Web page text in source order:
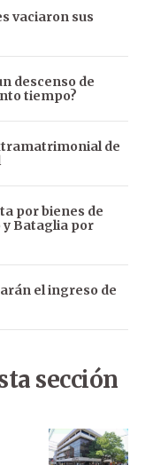
vaciaron sus
descenso de
tiempo?
de
por bienes de
Bataglia por
el ingreso de
sección